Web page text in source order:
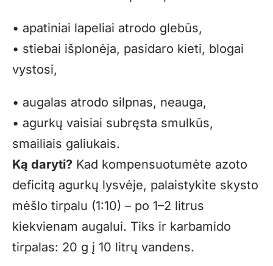
• apatiniai lapeliai atrodo glebūs,
• stiebai išplonėja, pasidaro kieti, blogai
vystosi,
• augalas atrodo silpnas, neauga,
• agurkų vaisiai subręsta smulkūs,
smailiais galiukais.
Ką daryti? Kad kompensuotumėte azoto
deficitą agurkų lysvėje, palaistykite skysto
mėšlo tirpalu (1:10) – po 1–2 litrus
kiekvienam augalui. Tiks ir karbamido
tirpalas: 20 g į 10 litrų vandens.